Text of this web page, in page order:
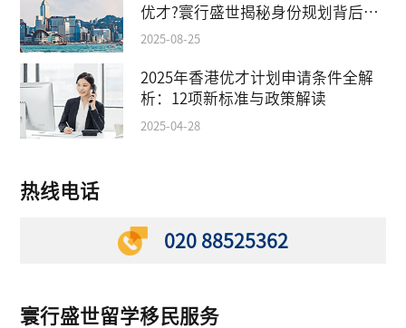
优才?寰行盛世揭秘身份规划背后的
教育红利
2025-08-25
2025年香港优才计划申请条件全解
析：12项新标准与政策解读
2025-04-28
热线电话
020 88525362
寰行盛世留学移民服务